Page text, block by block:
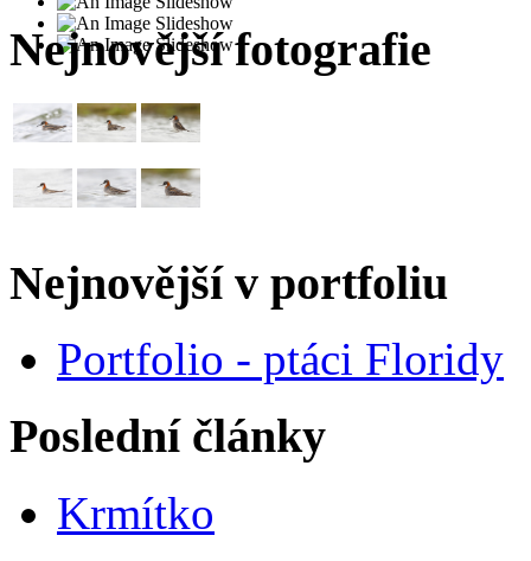
Nejnovější fotografie
Nejnovější v portfoliu
Portfolio - ptáci Floridy
Poslední články
Krmítko